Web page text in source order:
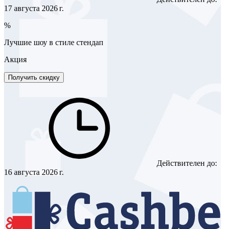
17 августа 2026 г.
%
Лучшие шоу в стиле стендап
Акция
Получить скидку
Действителен до:
16 августа 2026 г.